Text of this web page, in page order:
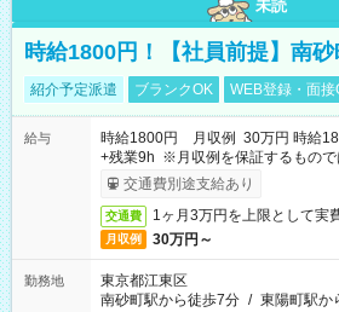
未読
時給1800円！【社員前提】南
紹介予定派遣 ブランクOK WEB登録・面接
給与
時給1800円 月収例 30万円 時給
+残業9h ※月収例を保証するもので
交通費別途支給あり
交通費 1ヶ月3万円を上限として実
月収例 30万円～
勤務地
東京都江東区
南砂町駅から徒歩7分 / 東陽町駅か